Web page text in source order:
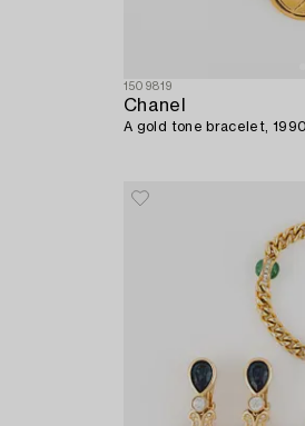
1509819
Chanel
A gold tone bracelet,